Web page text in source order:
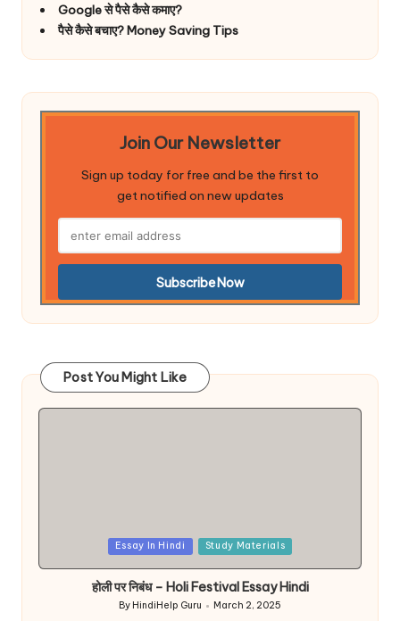
Google से पैसे कैसे कमाए?
पैसे कैसे बचाए? Money Saving Tips
Join Our Newsletter
Sign up today for free and be the first to
get notified on new updates
Post You Might Like
Essay In Hindi Study Materials
होली पर निबंध – Holi Festival Essay Hindi
Posted
By HindiHelp Guru March 2, 2025